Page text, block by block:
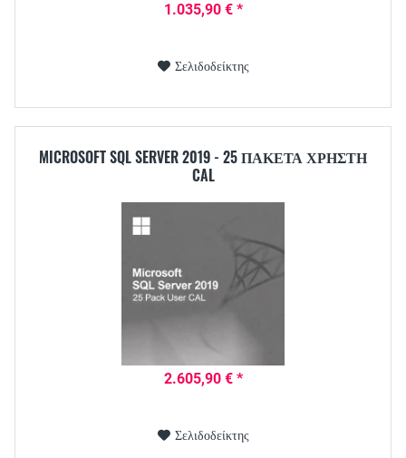
1.035,90 € *
Σελιδοδείκτης
MICROSOFT SQL SERVER 2019 - 25 ΠΑΚΈΤΑ ΧΡΉΣΤΗ
CAL
2.605,90 € *
Σελιδοδείκτης